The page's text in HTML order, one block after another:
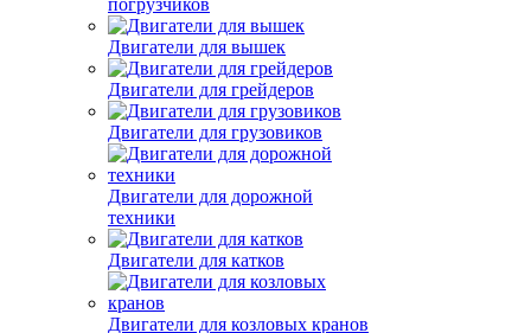
погрузчиков
Двигатели для вышек
Двигатели для грейдеров
Двигатели для грузовиков
Двигатели для дорожной
техники
Двигатели для катков
Двигатели для козловых кранов